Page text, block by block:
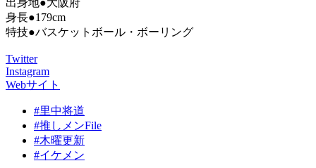
出身地●大阪府
身長●179cm
特技●バスケットボール・ボーリング
Twitter
Instagram
Webサイト
#里中将道
#推しメンFile
#木曜更新
#イケメン